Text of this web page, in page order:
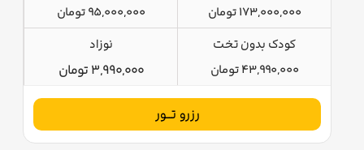
173,000,000 تومان 95,000,000 تومان
کودک بدون تخت
43,990,000 تومان
نوزاد
3,990,000 تومان
رزرو تــور